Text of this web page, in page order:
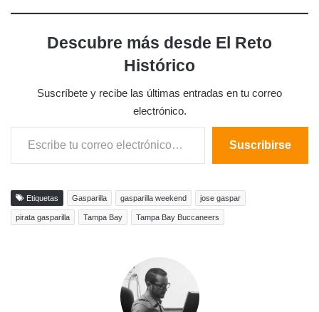
Descubre más desde El Reto
Histórico
Suscríbete y recibe las últimas entradas en tu correo
electrónico.
Escribe tu correo electrónico…
Suscribirse
Etiquetas Gasparilla gasparilla weekend jose gaspar
pirata gasparilla Tampa Bay Tampa Bay Buccaneers